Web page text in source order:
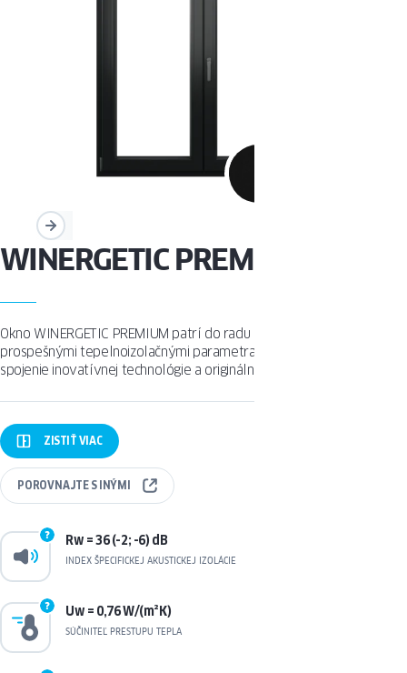
WINERGETIC PREMIUM
Okno WINERGETIC PREMIUM patrí do radu produktov s mimoriadne
prospešnými tepelnoizolačnými parametrami je to optimálne
spojenie inovatívnej technológie a originálneho dizajnu.
ZISTIŤ VIAC
POROVNAJTE S INÝMI
Rw = 36 (-2; -6) dB
INDEX ŠPECIFICKEJ AKUSTICKEJ IZOLÁCIE
Uw = 0,76 W/(m²K)
SÚČINITEĽ PRESTUPU TEPLA